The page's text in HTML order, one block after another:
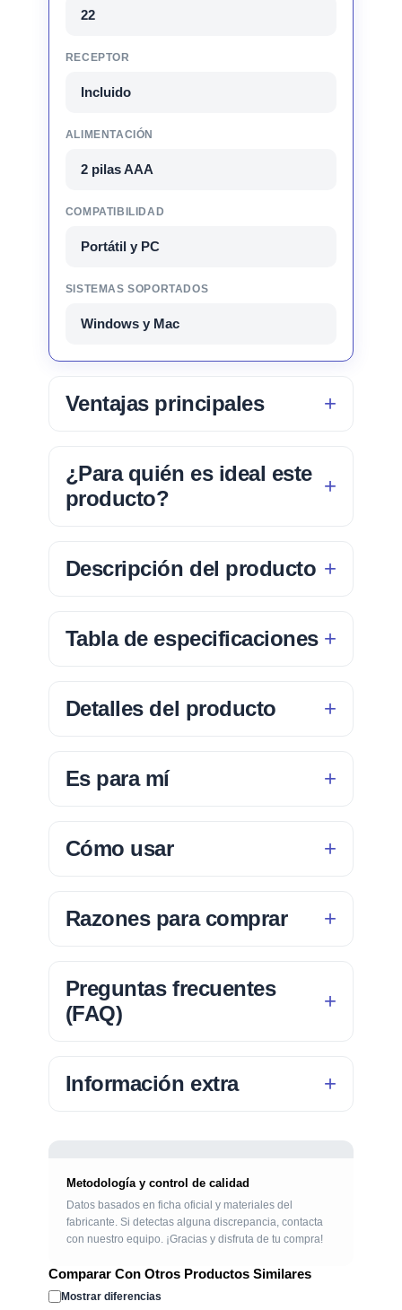
22
RECEPTOR
Incluido
ALIMENTACIÓN
2 pilas AAA
COMPATIBILIDAD
Portátil y PC
SISTEMAS SOPORTADOS
Windows y Mac
Ventajas principales
¿Para quién es ideal este
producto?
Descripción del producto
Tabla de especificaciones
Detalles del producto
Es para mí
Cómo usar
Razones para comprar
Preguntas frecuentes
(FAQ)
Información extra
Metodología y control de calidad
Datos basados en ficha oficial y materiales del
fabricante. Si detectas alguna discrepancia, contacta
con nuestro equipo. ¡Gracias y disfruta de tu compra!
Comparar Con Otros Productos Similares
Mostrar diferencias